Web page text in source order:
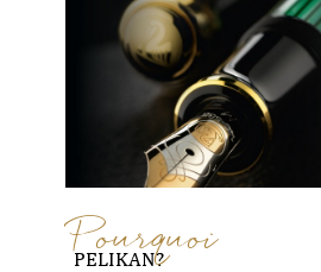
Pourquoi
PELIKAN?